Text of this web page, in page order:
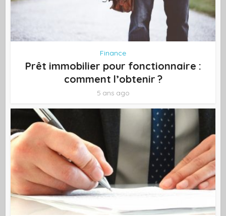
Finance
Prêt immobilier pour fonctionnaire :
comment l’obtenir ?
5 ans ago